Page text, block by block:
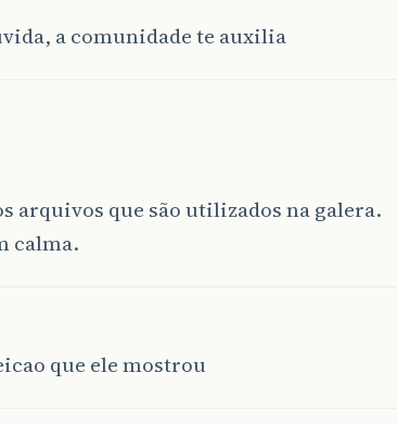
a comunidade te auxilia
arquivos que são utilizados na galera.
calma.
que ele mostrou